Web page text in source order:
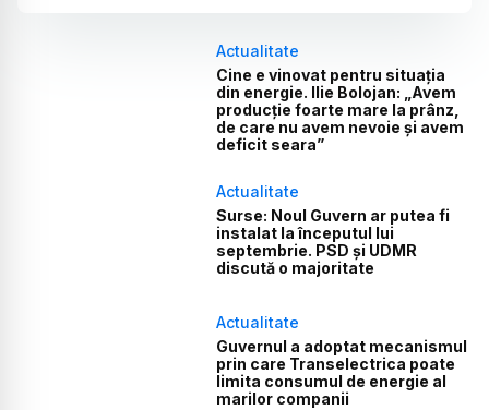
Actualitate
Cine e vinovat pentru situația
din energie. Ilie Bolojan: „Avem
producție foarte mare la prânz,
de care nu avem nevoie și avem
deficit seara”
Actualitate
Surse: Noul Guvern ar putea fi
instalat la începutul lui
septembrie. PSD și UDMR
discută o majoritate
Actualitate
Guvernul a adoptat mecanismul
prin care Transelectrica poate
limita consumul de energie al
marilor companii